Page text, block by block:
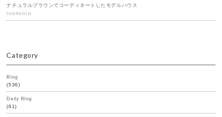
ナチュラルブラウンでコーディネートしたモデルハウス
2025年8月1日
Category
Blog
(536)
Daily Blog
(61)